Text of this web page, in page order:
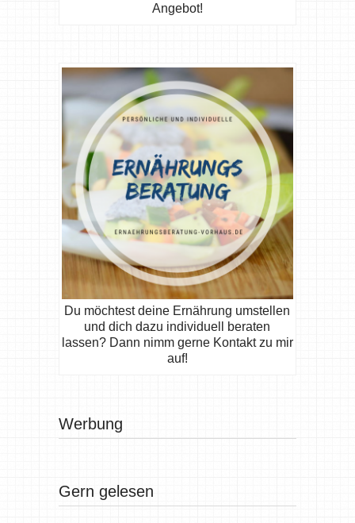
Angebot!
Du möchtest deine Ernährung umstellen
und dich dazu individuell beraten
lassen? Dann nimm gerne Kontakt zu mir
auf!
Werbung
Gern gelesen